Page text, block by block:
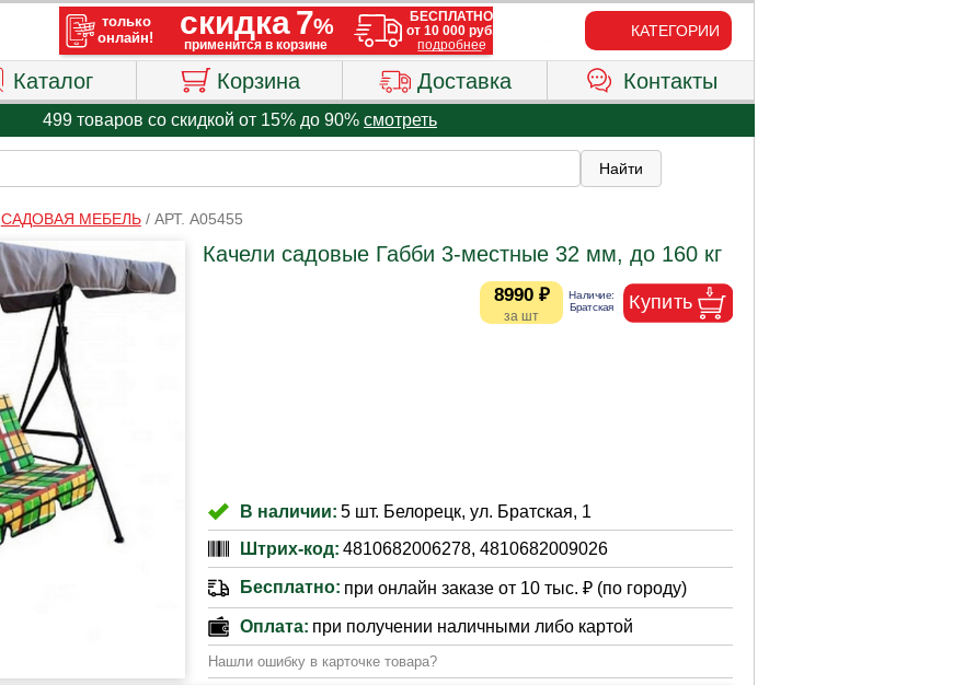
КАТЕГОРИИ
Каталог Корзина Доставка Контакты
499 товаров со скидкой от 15% до 90% смотреть
САДОВАЯ МЕБЕЛЬ/ АРТ. A05455
Качели садовые Габби 3-местные 32 мм, до 160 кг
8990 ₽
В наличии: 5 шт. Белорецк, ул. Братская, 1
Штрих-код: 4810682006278, 4810682009026
Бесплатно: при онлайн заказе от 10 тыс. ₽ (по городу)
Оплата: при получении наличными либо картой
Нашли ошибку в карточке товара?